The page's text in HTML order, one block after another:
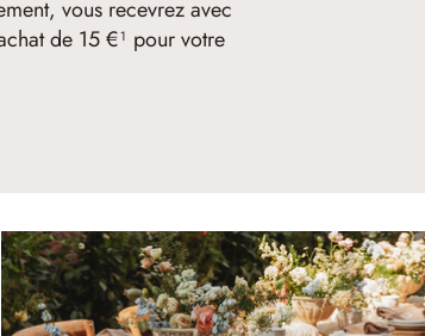
vous recevrez avec
de 15 €¹ pour votre